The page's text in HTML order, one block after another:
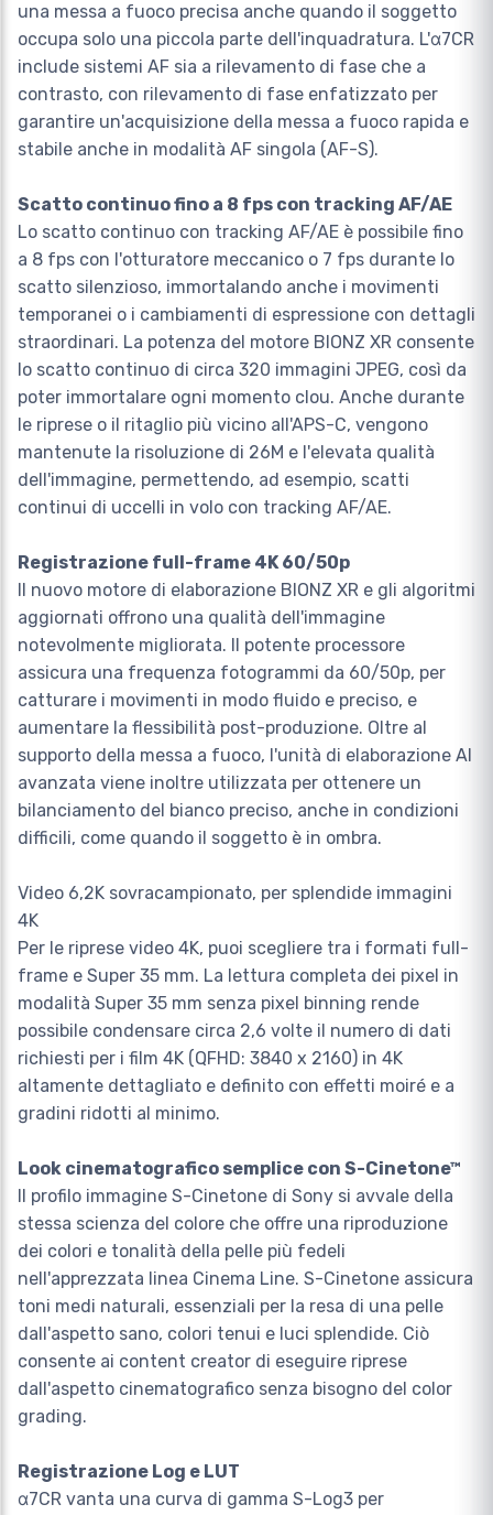
una messa a fuoco precisa anche quando il soggetto
occupa solo una piccola parte dell'inquadratura. L'α7CR
include sistemi AF sia a rilevamento di fase che a
contrasto, con rilevamento di fase enfatizzato per
garantire un'acquisizione della messa a fuoco rapida e
stabile anche in modalità AF singola (AF-S).
Scatto continuo fino a 8 fps con tracking AF/AE
Lo scatto continuo con tracking AF/AE è possibile fino
a 8 fps con l'otturatore meccanico o 7 fps durante lo
scatto silenzioso, immortalando anche i movimenti
temporanei o i cambiamenti di espressione con dettagli
straordinari. La potenza del motore BIONZ XR consente
lo scatto continuo di circa 320 immagini JPEG, così da
poter immortalare ogni momento clou. Anche durante
le riprese o il ritaglio più vicino all'APS-C, vengono
mantenute la risoluzione di 26M e l'elevata qualità
dell'immagine, permettendo, ad esempio, scatti
continui di uccelli in volo con tracking AF/AE.
Registrazione full-frame 4K 60/50p
Il nuovo motore di elaborazione BIONZ XR e gli algoritmi
aggiornati offrono una qualità dell'immagine
notevolmente migliorata. Il potente processore
assicura una frequenza fotogrammi da 60/50p, per
catturare i movimenti in modo fluido e preciso, e
aumentare la flessibilità post-produzione. Oltre al
supporto della messa a fuoco, l'unità di elaborazione AI
avanzata viene inoltre utilizzata per ottenere un
bilanciamento del bianco preciso, anche in condizioni
difficili, come quando il soggetto è in ombra.
Video 6,2K sovracampionato, per splendide immagini
4K
Per le riprese video 4K, puoi scegliere tra i formati full-
frame e Super 35 mm. La lettura completa dei pixel in
modalità Super 35 mm senza pixel binning rende
possibile condensare circa 2,6 volte il numero di dati
richiesti per i film 4K (QFHD: 3840 x 2160) in 4K
altamente dettagliato e definito con effetti moiré e a
gradini ridotti al minimo.
Look cinematografico semplice con S-Cinetone™
Il profilo immagine S-Cinetone di Sony si avvale della
stessa scienza del colore che offre una riproduzione
dei colori e tonalità della pelle più fedeli
nell'apprezzata linea Cinema Line. S-Cinetone assicura
toni medi naturali, essenziali per la resa di una pelle
dall'aspetto sano, colori tenui e luci splendide. Ciò
consente ai content creator di eseguire riprese
dall'aspetto cinematografico senza bisogno del color
grading.
Registrazione Log e LUT
α7CR vanta una curva di gamma S-Log3 per